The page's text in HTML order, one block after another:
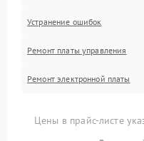
Устранение ошибок
Ремонт платы управления
Ремонт электронной платы
Цены в прайс-листе